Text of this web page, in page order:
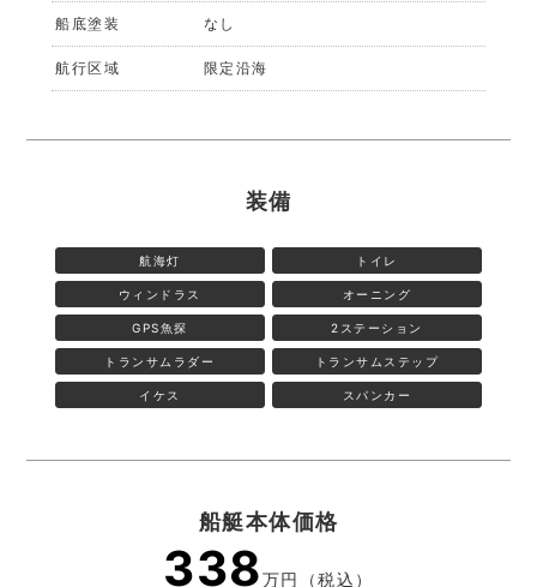
船底塗装 なし
航行区域 限定沿海
装備
航海灯 トイレ
ウィンドラス オーニング
GPS魚探 2ステーション
トランサムラダー トランサムステップ
イケス スパンカー
船艇本体価格
338万円（税込）